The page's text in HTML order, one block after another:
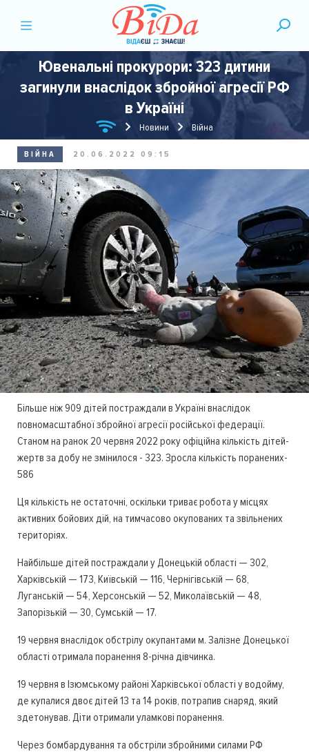
Ювенальні прокурори: 323 дитини
загинули внаслідок збройної агресії РФ
в Україні
Новини Війна
ВІЙНА 20.06.2022 09:15
Більше ніж 909 дітей постраждали в Україні внаслідок
повномасштабної збройної агресії російської федерації.
Станом на ранок 20 червня 2022 року офіційна кількість дітей-
жертв за добу не змінилося - 323. Зросла кількість поранених-
586
Ця кількість не остаточні, оскільки триває робота у місцях
активних бойових дій, на тимчасово окупованих та звільнених
територіях.
Найбільше дітей постраждали у Донецькій області — 302,
Харківській — 173, Київській — 116, Чернігівській — 68,
Луганській — 54, Херсонській — 52, Миколаївській — 48,
Запорізькій — 30, Сумській — 17.
19 червня внаслідок обстрілу окупантами м. Залізне Донецької
області отримала поранення 8-річна дівчинка.
19 червня в Ізюмському районі Харківської області у водойму,
де купалися двоє дітей 13 та 14 років, потрапив снаряд, який
здетонував. Діти отримали уламкові поранення.
Через бомбардування та обстріли збройними силами РФ